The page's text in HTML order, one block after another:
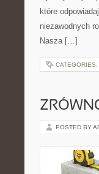
które
niezawodnych
Nasza […]
CATEGORIES:
POSTED BY